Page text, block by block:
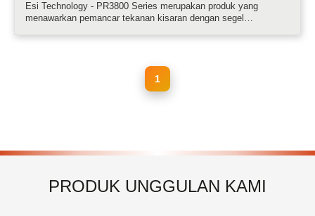
Esi Technology - PR3800 Series merupakan produk yang
menawarkan pemancar tekanan kisaran dengan segel
1
PRODUK UNGGULAN KAMI